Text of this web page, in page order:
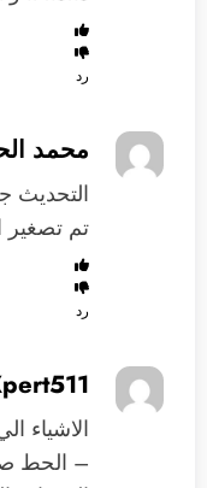
رد
محمد
التحديث
تم تصغير
رد
الاشياء
– الحط